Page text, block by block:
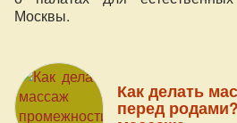
Москвы.
Как делать
перед